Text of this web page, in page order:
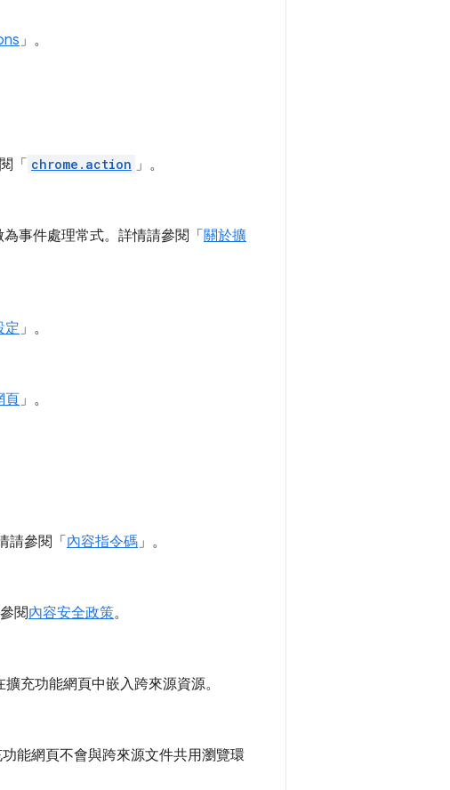
」。
「 chrome.action 」。
事件處理常式。詳情請參閱「 關於擴
定」。
頁」。
請參閱「 內容指令碼」。
閱內容安全政策。
充功能網頁中嵌入跨來源資源。
能網頁不會與跨來源文件共用瀏覽環